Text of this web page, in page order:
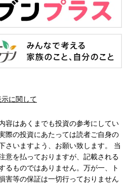
に関して
容はあくまでも投資の参考にしてい
際の投資にあたっては読者ご自身の
さいますよう、お願い致します。 当
意を払っておりますが、記載される
るものではありません。万が一、ト
害等の保証は一切行っておりません